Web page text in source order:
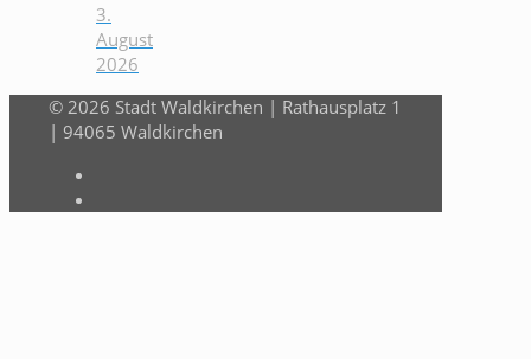
3.
August
2026
© 2026 Stadt Waldkirchen | Rathausplatz 1
| 94065 Waldkirchen